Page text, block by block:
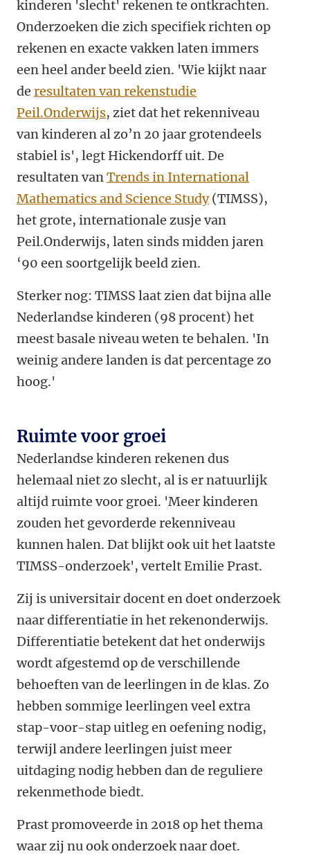
kinderen 'slecht' rekenen te ontkrachten.
Onderzoeken die zich specifiek richten op
rekenen en exacte vakken laten immers
een heel ander beeld zien. 'Wie kijkt naar
de resultaten van rekenstudie
Peil.Onderwijs, ziet dat het rekenniveau
van kinderen al zo’n 20 jaar grotendeels
stabiel is', legt Hickendorff uit. De
resultaten vanTrends in International
Mathematics and Science Study(TIMSS),
het grote, internationale zusje van
Peil.Onderwijs, laten sinds midden jaren
‘90 een soortgelijk beeld zien.
Sterker nog: TIMSS laat zien dat bijna alle
Nederlandse kinderen (98 procent) het
meest basale niveau weten te behalen. 'In
weinig andere landen is dat percentage zo
hoog.'
Ruimte voor groei
Nederlandse kinderen rekenen dus
helemaal niet zo slecht, al is er natuurlijk
altijd ruimte voor groei. 'Meer kinderen
zouden het gevorderde rekenniveau
kunnen halen. Dat blijkt ook uit het laatste
TIMSS-onderzoek', vertelt Emilie Prast.
Zij is universitair docent en doet onderzoek
naar differentiatie in het rekenonderwijs.
Differentiatie betekent dat het onderwijs
wordt afgestemd op de verschillende
behoeften van de leerlingen in de klas. Zo
hebben sommige leerlingen veel extra
stap-voor-stap uitleg en oefening nodig,
terwijl andere leerlingen juist meer
uitdaging nodig hebben dan de reguliere
rekenmethode biedt.
Prast promoveerde in 2018 op het thema
waar zij nu ook onderzoek naar doet.